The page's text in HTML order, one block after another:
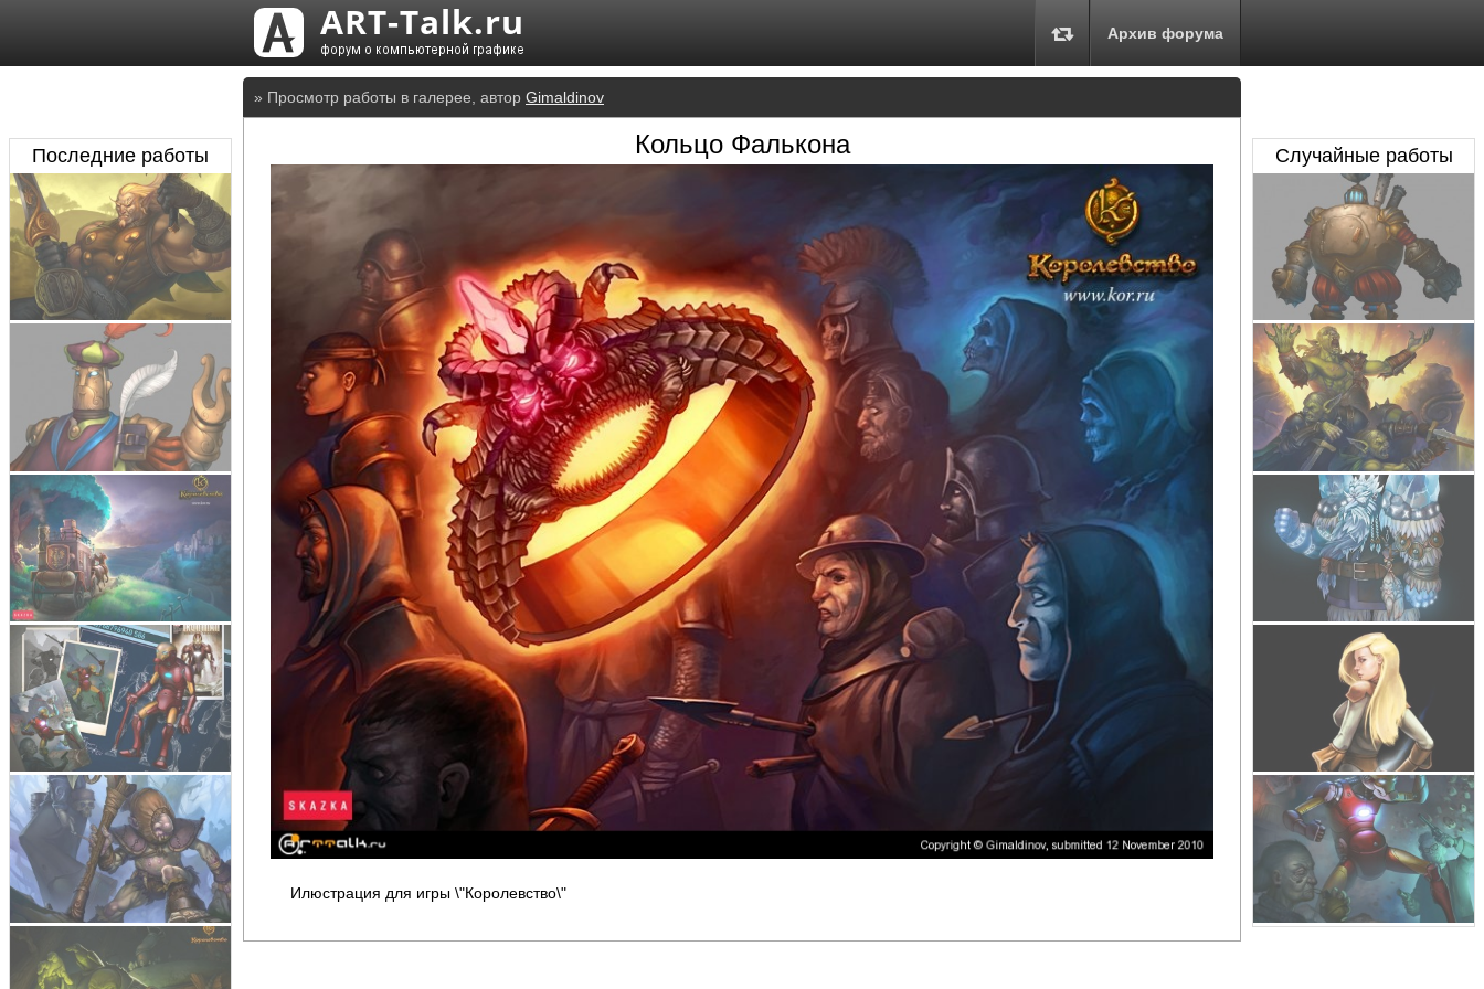
Архив форума
» Просмотр работы в галерее, автор Gimaldinov
Кольцо Фалькона
Илюстрация для игры \"Королевство\"
Последние работы Случайные работы